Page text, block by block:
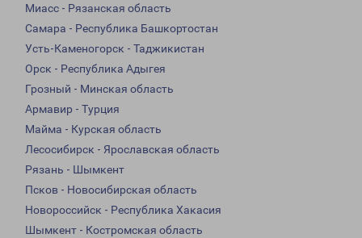
Миасс - Рязанская область
Самара - Республика Башкортостан
Усть-Каменогорск - Таджикистан
Орск - Республика Адыгея
Грозный - Минская область
Армавир - Турция
Майма - Курская область
Лесосибирск - Ярославская область
Рязань - Шымкент
Псков - Новосибирская область
Новороссийск - Республика Хакасия
Шымкент - Костромская область